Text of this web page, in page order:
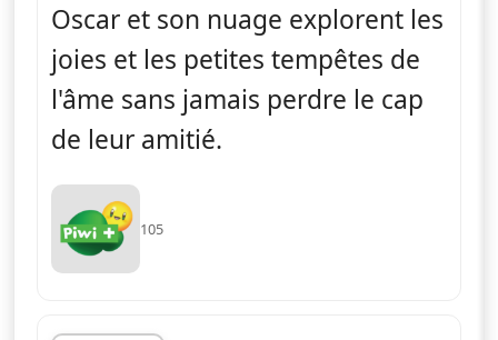
Oscar et son nuage explorent les
joies et les petites tempêtes de
l'âme sans jamais perdre le cap
de leur amitié.
105